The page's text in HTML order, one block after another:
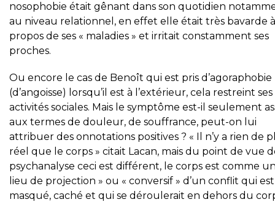
nosophobie était gênant dans son quotidien
au niveau relationnel, en effet elle était très bavarde à
propos de ses « maladies » et irritait constamment ses
proches.
Ou encore le cas de Benoît qui est pris d’agoraphobie
(d’angoisse) lorsqu’il est à l’extérieur, cela restreint ses
activités sociales. Mais le symptôme est-il seulement
aux termes de douleur, de souffrance, peut-on lui
attribuer des onnotations positives ? « Il n’y a rien de
réel que le corps » citait Lacan, mais du point de vue
psychanalyse ceci est différent, le corps est comme
lieu de projection » ou « conversif » d’un conflit qui est
masqué, caché et qui se déroulerait en dehors du